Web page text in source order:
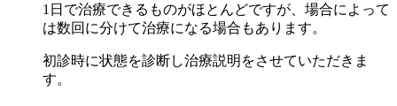
1日で治療できるものがほとんどですが、場合によって
は数回に分けて治療になる場合もあります。
初診時に状態を診断し治療説明をさせていただきま
す。